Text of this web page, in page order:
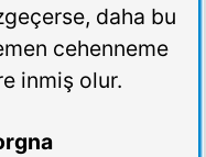
daha bu
cehenneme
inmiş olur.